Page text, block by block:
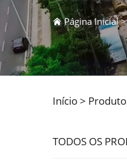
Página Inicial
Início >
TODOS OS